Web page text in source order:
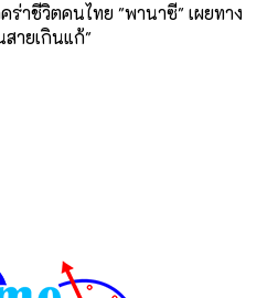
ร่าชีวิตคนไทย "พานาซี" เผยทาง
ายเกินแก้"